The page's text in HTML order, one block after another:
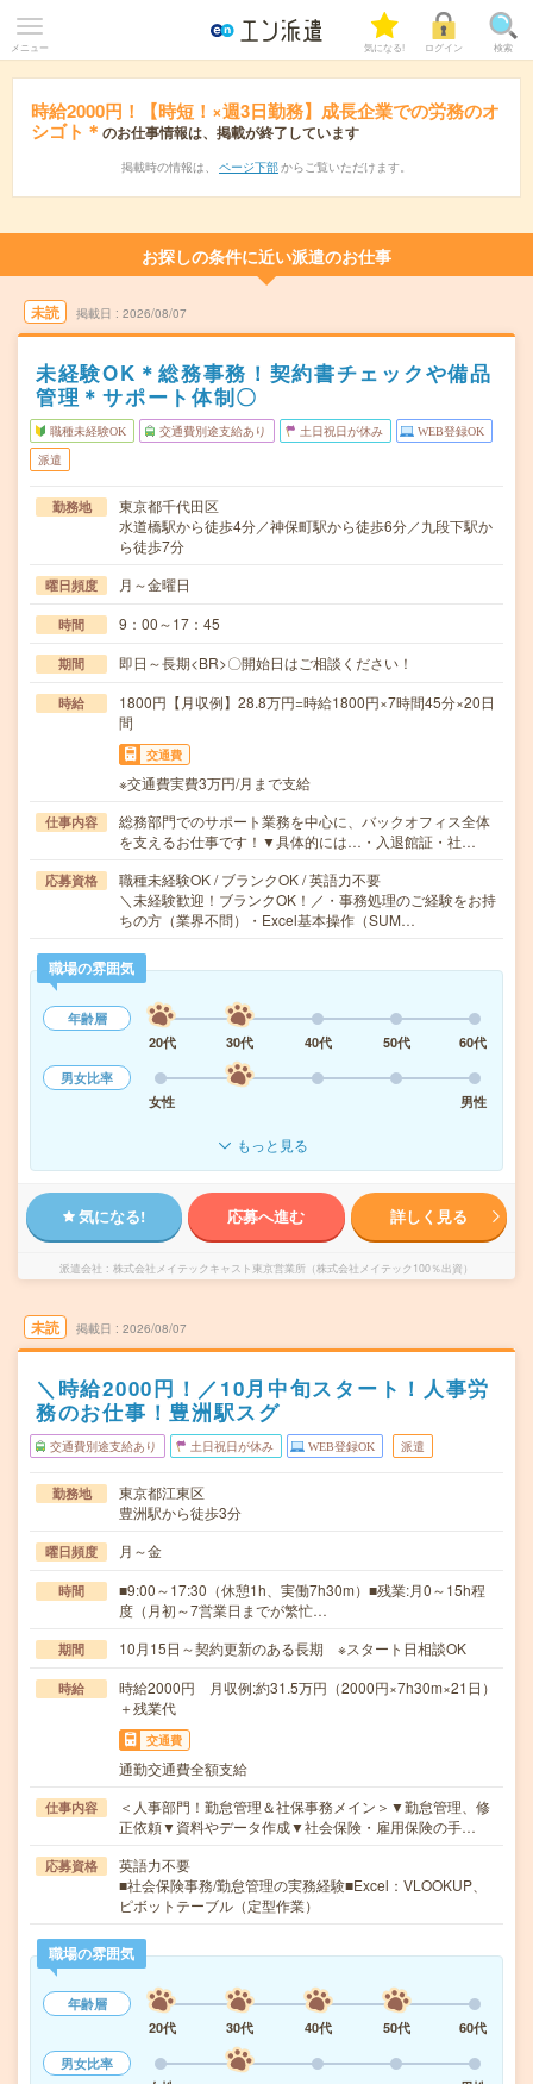
メニュー 気になる! ログイン 検索
時給2000円！【時短！×週3日勤務】成長企業での労務のオ
シゴト＊ のお仕事情報は、掲載が終了しています
掲載時の情報は、 ページ下部 からご覧いただけます。
お探しの条件に近い派遣のお仕事
未読 掲載日 2026/08/07
未経験OK＊総務事務！契約書チェックや備品
管理＊サポート体制〇
職種未経験OK 交通費別途支給あり 土日祝日が休み WEB登録OK
派遣
勤務地
東京都千代田区
水道橋駅から徒歩4分／神保町駅から徒歩6分／九段下駅か
ら徒歩7分
曜日頻度 月～金曜日
時間 9：00～17：45
期間 即日～長期<BR>〇開始日はご相談ください！
時給
1800円【月収例】28.8万円=時給1800円×7時間45分×20日
間
交通費
※交通費実費3万円/月まで支給
仕事内容
総務部門でのサポート業務を中心に、バックオフィス全体
を支えるお仕事です！▼具体的には…・入退館証・社…
応募資格
職種未経験OK / ブランクOK / 英語力不要
＼未経験歓迎！ブランクOK！／・事務処理のご経験をお持
ちの方（業界不問）・Excel基本操作（SUM…
職場の雰囲気
年齢層
20代
30代 40代 50代
60代
男女比率
女性
男性
もっと見る
気になる! 応募へ進む 詳しく見る
派遣会社 株式会社メイテックキャスト東京営業所（株式会社メイテック100％出資）
未読 掲載日 2026/08/07
＼時給2000円！／10月中旬スタート！人事労
務のお仕事！豊洲駅スグ
交通費別途支給あり 土日祝日が休み WEB登録OK 派遣
勤務地
東京都江東区
豊洲駅から徒歩3分
曜日頻度 月～金
時間
■9:00～17:30（休憩1h、実働7h30m）■残業:月0～15h程
度（月初～7営業日までが繁忙…
期間 10月15日～契約更新のある長期 ※スタート日相談OK
時給
時給2000円 月収例:約31.5万円（2000円×7h30m×21日）
＋残業代
交通費
通勤交通費全額支給
仕事内容
＜人事部門！勤怠管理＆社保事務メイン＞▼勤怠管理、修
正依頼▼資料やデータ作成▼社会保険・雇用保険の手…
応募資格
英語力不要
■社会保険事務/勤怠管理の実務経験■Excel：VLOOKUP、
ピボットテーブル（定型作業）
職場の雰囲気
年齢層
20代
30代 40代 50代
60代
男女比率